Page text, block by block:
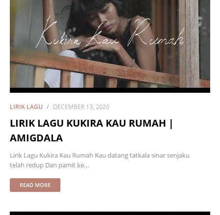
LIRIK LAGU DECEMBER 13, 2020
LIRIK LAGU KUKIRA KAU RUMAH |
AMIGDALA
Lirik Lagu Kukira Kau Rumah Kau datang tatkala sinar senjaku
telah redup Dan pamit ke…
READ MORE